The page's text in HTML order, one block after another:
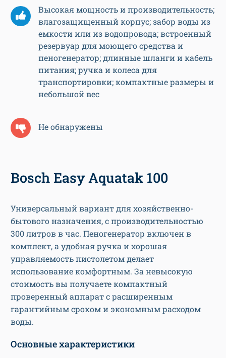
Высокая мощность и производительность;
влагозащищенный корпус; забор воды из
емкости или из водопровода; встроенный
резервуар для моющего средства и
пеногенератор; длинные шланги и кабель
питания; ручка и колеса для
транспортировки; компактные размеры и
небольшой вес
Не обнаружены
Bosch Easy Aquatak 100
Универсальный вариант для хозяйственно-
бытового назначения, с производительностью
300 литров в час. Пеногенератор включен в
комплект, а удобная ручка и хорошая
управляемость пистолетом делает
использование комфортным. За невысокую
стоимость вы получаете компактный
проверенный аппарат с расширенным
гарантийным сроком и экономным расходом
воды.
Основные характеристики